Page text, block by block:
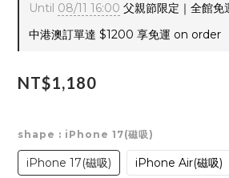
Until 08/11 16:00 父親節限定｜全館
中港澳訂單達 $1200 享免運 on order
NT$1,180
shape : iPhone 17(磁吸)
iPhone 17(磁吸) iPhone Air(磁吸)